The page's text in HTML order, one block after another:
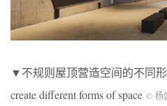
▼不规则屋顶营造空间的不同形
create different forms of space © 杨